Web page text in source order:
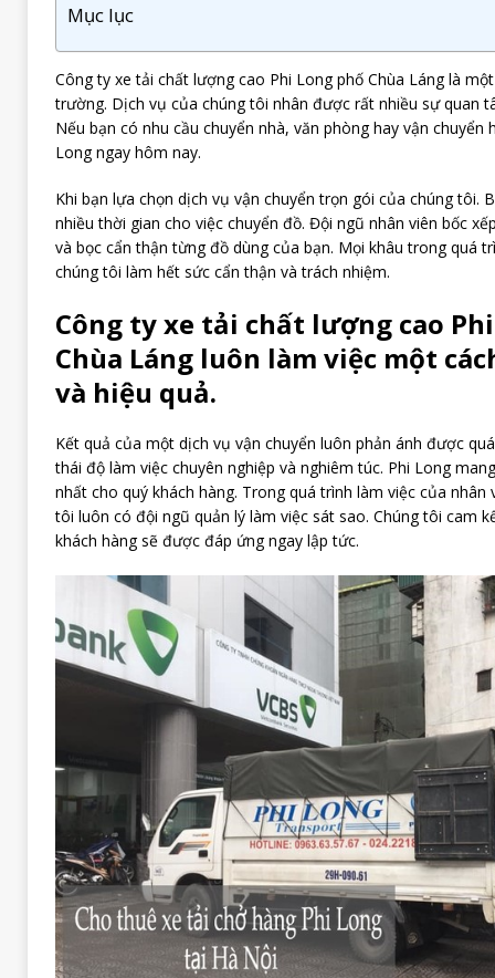
Mục lục
Công ty xe tải chất lượng cao Phi Long phố Chùa Láng là
trường. Dịch vụ của chúng tôi nhân được rất nhiều sự quan
Nếu bạn có nhu cầu chuyển nhà, văn phòng hay vận chuyển
Long ngay hôm nay.
Khi bạn lựa chọn dịch vụ vận chuyển trọn gói của chúng tôi.
nhiều thời gian cho việc chuyển đồ. Đội ngũ nhân viên bốc
và bọc cẩn thận từng đồ dùng của bạn. Mọi khâu trong quá
chúng tôi làm hết sức cẩn thận và trách nhiệm.
Công ty xe tải chất lượng cao
Chùa Láng luôn làm việc một
và hiệu quả.
Kết quả của một dịch vụ vận chuyển luôn phản ánh được
thái độ làm việc chuyên nghiệp và nghiêm túc. Phi Long
nhất cho quý khách hàng. Trong quá trình làm việc của nhân
tôi luôn có đội ngũ quản lý làm việc sát sao. Chúng tôi cam
khách hàng sẽ được đáp ứng ngay lập tức.